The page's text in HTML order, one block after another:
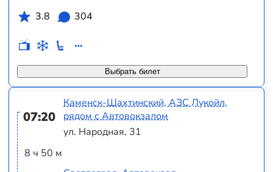
Выбрать билет
3.8
304
07:20
8 ч 50 м
Каменск-Шахтинский, АЗС Лукойл,
рядом с Автовокзалом
ул. Народная, 31